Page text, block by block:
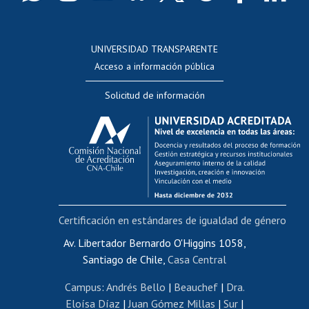
Perfeccionamiento
Editar Portafolio Académico
Evaluación docente
Calificación académica
Postulación al AUCAI
Funcionarias/os
Cursos internos de capacitación
Bienestar del personal
Portal de movilidad interna
Certificado de renta
Certificado de renta honorarios
Editar páginas blancas
UNIVERSIDAD TRANSPARENTE
Acceso a información pública
Solicitud de información
Av. Libertador Bernardo O'Higgins 1058,
Santiago de Chile, Casa Central
Campus: Andrés Bello | Beauchef| Dra.
Eloísa Díaz | Juan Gómez Millas | Sur |
Certificación en estándares de igualdad de género